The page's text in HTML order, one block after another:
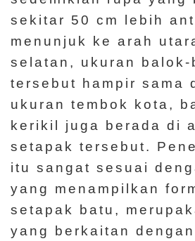
sekitar 50 cm lebih
menunjuk ke arah
selatan, ukuran balok-
tersebut hampir sama
ukuran tembok kota,
kerikil juga berada di
setapak tersebut.
itu sangat sesuai
yang menampilkan
setapak batu,
yang berkaitan